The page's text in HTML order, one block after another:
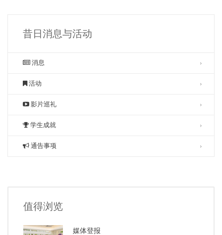
昔日消息与活动
消息
活动
影片巡礼
学生成就
通告事项
值得浏览
媒体登报